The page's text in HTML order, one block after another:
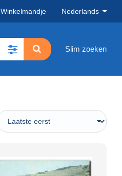
Winkelmandje Nederlands
Slim zoeken